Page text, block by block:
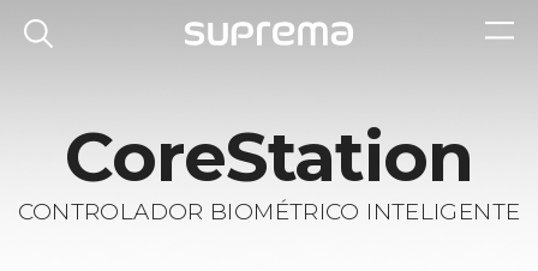
CoreStation
CONTROLADOR BIOMÉTRICO INTELIGENTE